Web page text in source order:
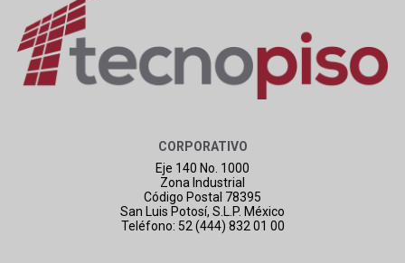
CORPORATIVO
Eje 140 No. 1000
Zona Industrial
Código Postal 78395
San Luis Potosí, S.L.P. México
Teléfono: 52 (444) 832 01 00